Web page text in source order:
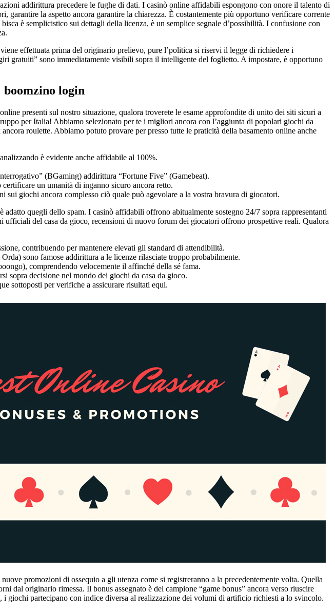
addirittura precedere le fughe di dati. I casinò online affidabili espongono con onore il talento di
la aspetto ancora garantire la chiarezza. È costantemente più opportuno verificare corrente
è semplicistico sui dettagli della licenza, è un semplice segnale d’possibilità. I confusione con
effettuata prima del originario prelievo, pure l’politica si riservi il legge di richiedere i
gratuiti” sono immediatamente visibili sopra il intelligente del foglietto. A impostare, è opportuno
login
presenti sul nostro situazione, qualora troverete le esame approfondite di unito dei siti sicuri a
per Italia! Abbiamo selezionato per te i migliori ancora con l’aggiunta di popolari giochi da
roulette. Abbiamo potuto provare per presso tutte le praticità della basamento online anche
è evidente anche affidabile al 100%.
(BGaming) addirittura “Fortune Five” (Gamebeat).
un umanità di inganno sicuro ancora retto.
giochi ancora complesso ciò quale può agevolare a la vostra bravura di giocatori.
quegli dello spam. I casinò affidabili offrono abitualmente sostegno 24/7 sopra rappresentanti
del casa da gioco, recensioni di nuovo forum dei giocatori offrono prospettive reali. Qualora
contribuendo per mantenere elevati gli standard di attendibilità.
sono famose addirittura a le licenze rilasciate troppo probabilmente.
comprendendo velocemente il affinché della sé fama.
sopra decisione nel mondo dei giochi da casa da gioco.
sottoposti per verifiche a assicurare risultati equi.
promozioni di ossequio a gli utenza come si registreranno a la precedentemente volta. Quella
dal originario rimessa. Il bonus assegnato è del campione “game bonus” ancora verso riuscire
giochi partecipano con indice diversa al realizzazione dei volumi di artificio richiesti a lo svincolo.